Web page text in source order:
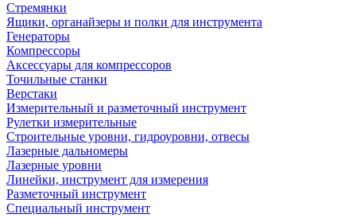
Стремянки
Ящики, органайзеры и полки для инструмента
Генераторы
Компрессоры
Аксессуары для компрессоров
Точильные станки
Верстаки
Измерительный и разметочный инструмент
Рулетки измерительные
Строительные уровни, гидроуровни, отвесы
Лазерные дальномеры
Лазерные уровни
Линейки, инструмент для измерения
Разметочный инструмент
Специальный инструмент